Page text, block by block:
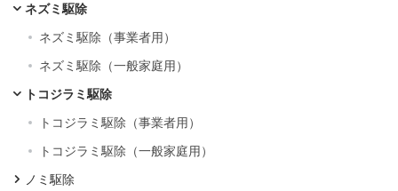
ネズミ駆除
ネズミ駆除（事業者用）
ネズミ駆除（一般家庭用）
トコジラミ駆除
トコジラミ駆除（事業者用）
トコジラミ駆除（一般家庭用）
ノミ駆除